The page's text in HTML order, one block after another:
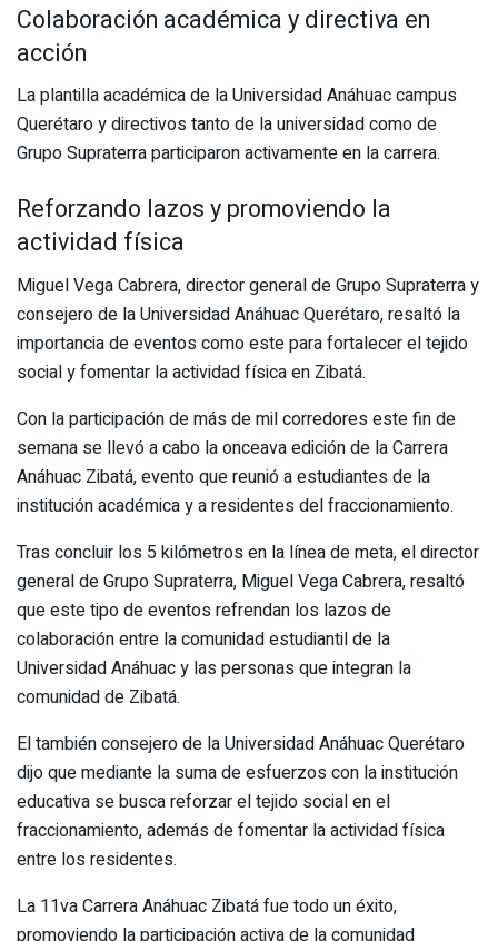
Colaboración académica y directiva en
acción
La plantilla académica de la Universidad Anáhuac campus
Querétaro y directivos tanto de la universidad como de
Grupo Supraterra participaron activamente en la carrera.
Reforzando lazos y promoviendo la
actividad física
Miguel Vega Cabrera, director general de Grupo Supraterra y
consejero de la Universidad Anáhuac Querétaro, resaltó la
importancia de eventos como este para fortalecer el tejido
social y fomentar la actividad física en Zibatá.
Con la participación de más de mil corredores este fin de
semana se llevó a cabo la onceava edición de la Carrera
Anáhuac Zibatá, evento que reunió a estudiantes de la
institución académica y a residentes del fraccionamiento.
Tras concluir los 5 kilómetros en la línea de meta, el director
general de Grupo Supraterra, Miguel Vega Cabrera, resaltó
que este tipo de eventos refrendan los lazos de
colaboración entre la comunidad estudiantil de la
Universidad Anáhuac y las personas que integran la
comunidad de Zibatá.
El también consejero de la Universidad Anáhuac Querétaro
dijo que mediante la suma de esfuerzos con la institución
educativa se busca reforzar el tejido social en el
fraccionamiento, además de fomentar la actividad física
entre los residentes.
La 11va Carrera Anáhuac Zibatá fue todo un éxito,
promoviendo la participación activa de la comunidad